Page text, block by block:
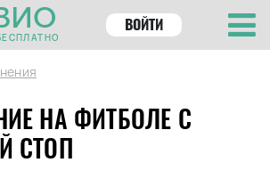
ВОЙТИ
НА ФИТБОЛЕ С
СТОП